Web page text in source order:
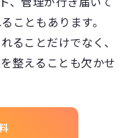
こともあります。
ることだけでなく、
整えることも欠かせ